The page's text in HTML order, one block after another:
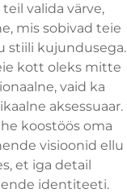
valida värve,
mis sobivad teie
stiili kujundusega.
kott oleks mitte
vaid ka
aksessuaar.
koostöös oma
visioonid ellu
et iga detail
identiteeti.